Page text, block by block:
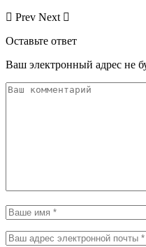
Prev Next
Оставьте ответ
Ваш электронный адрес не